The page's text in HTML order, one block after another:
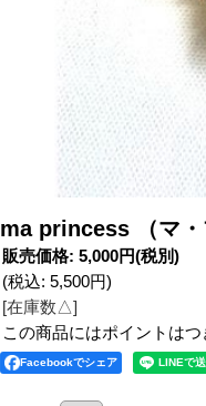
ma princess （マ
販売価格: 5,000円(税別)
(税込: 5,500円)
[在庫数△]
この商品にはポイントはつ
Facebookでシェア